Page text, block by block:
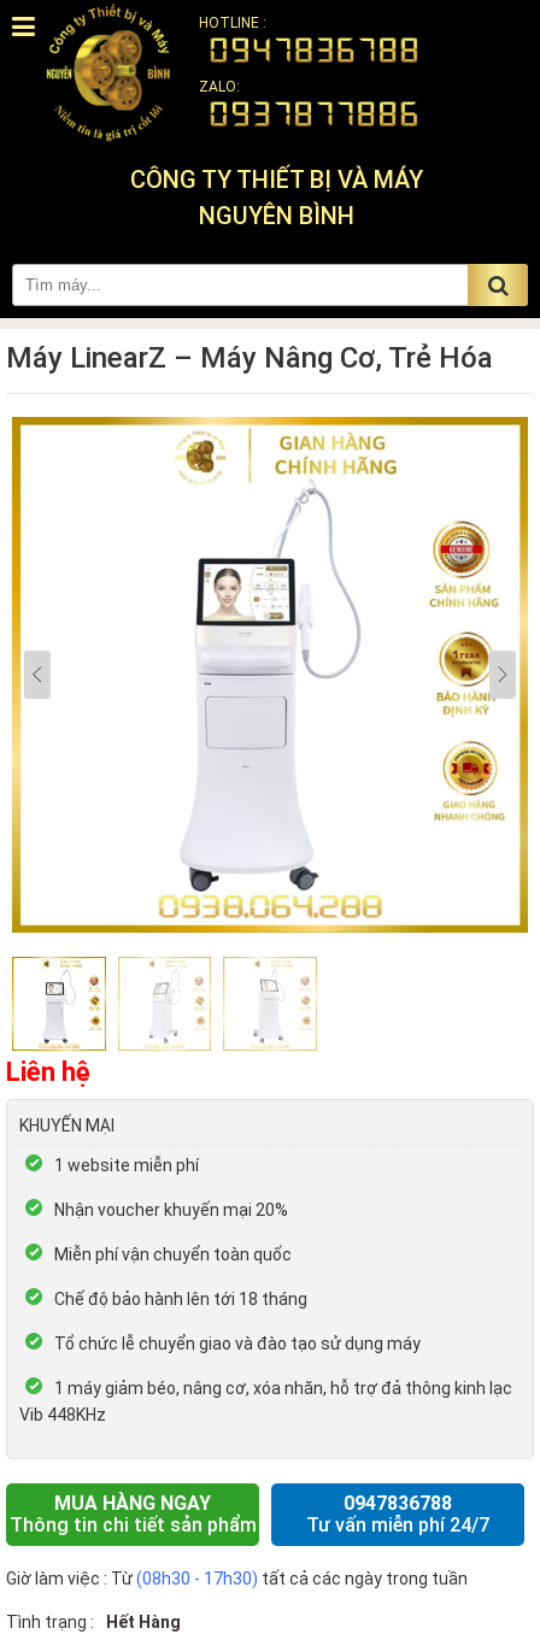
CÔNG TY THIẾT BỊ VÀ MÁY
NGUYÊN BÌNH
HOTLINE :
ZALO:
Máy LinearZ – Máy Nâng Cơ, Trẻ Hóa
Liên hệ
KHUYẾN MẠI
1 website miễn phí
Nhận voucher khuyến mại 20%
Miễn phí vận chuyển toàn quốc
Chế độ bảo hành lên tới 18 tháng
Tổ chức lễ chuyển giao và đào tạo sử dụng máy
1 máy giảm béo, nâng cơ, xóa nhăn, hỗ trợ đả thông kinh lạc
Vib 448KHz
MUA HÀNG NGAY
Thông tin chi tiết sản phẩm
0947836788
Tư vấn miễn phí 24/7
Giờ làm việc : Từ(08h30 - 17h30) tất cả các ngày trong tuần
Tình trạng : Hết Hàng